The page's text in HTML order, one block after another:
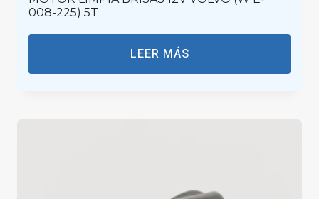
008-225) 5T
LEER MÁS